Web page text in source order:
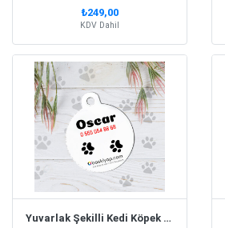
₺249,00
KDV Dahil
Yuvarlak Şekilli Kedi Köpek İsim Künyesi